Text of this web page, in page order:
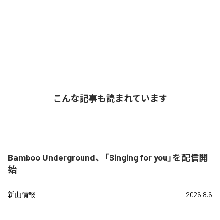
こんな記事も読まれています
Bamboo Underground、「Singing for you」を配信開
始
新曲情報 2026.8.6